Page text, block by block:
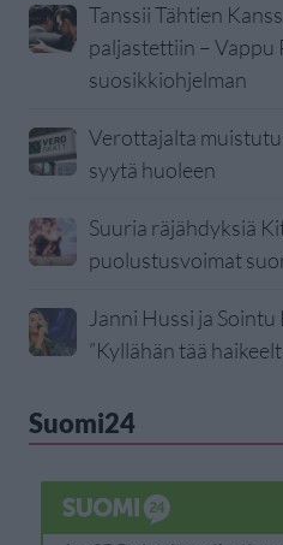
Tanssii Tähtien
paljastettiin – Vappu
suosikkiohjelman
Verottajalta
syytä huoleen
Suuria räjähdyksiä
puolustusvoimat
Janni Hussi ja
”Kyllähän tää
Suomi24